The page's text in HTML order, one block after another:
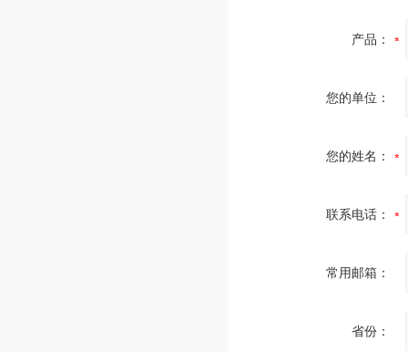
产品：
您的单位：
您的姓名：
联系电话：
常用邮箱：
省份：